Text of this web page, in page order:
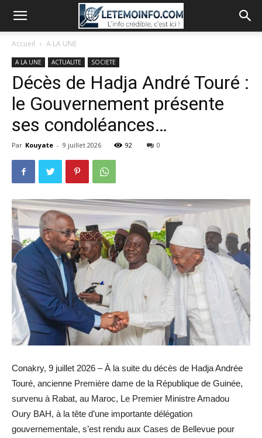
Accueil A LA UNE
A LA UNE ACTUALITE SOCIETE
Décès de Hadja André Touré :
le Gouvernement présente
ses condoléances…
Par Kouyate - 9 juillet 2026 92 0
Conakry, 9 juillet 2026 – À la suite du décès de Hadja Andrée
Touré, ancienne Première dame de la République de Guinée,
survenu à Rabat, au Maroc, Le Premier Ministre Amadou
Oury BAH, à la tête d’une importante délégation
gouvernementale, s’est rendu aux Cases de Bellevue pour